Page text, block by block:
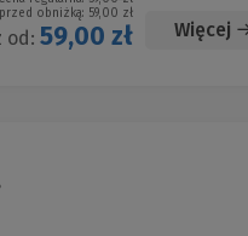
obniżką: 59,00 zł
od: 59,00 zł Więcej